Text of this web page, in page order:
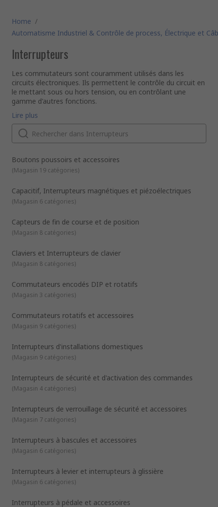
Home /
Automatisme Industriel & Contrôle de process, Électrique et
Interrupteurs
Les commutateurs sont couramment utilisés dans les
circuits électroniques. Ils permettent le contrôle du circuit en
le mettant sous ou hors tension, ou en contrôlant une
gamme d'autres fonctions.
Fonctionnement
Les commutateurs électroniques sont des dispositifs
binaires logés dans un circuit et permettant de contrôler le
flux d'électricité. Ils fonctionnent en interrompant le flux
commutateurs présentent des bornes qui se connectent à
des contacts métalliques. Lorsque la borne et le contact
entrent en contact, le commutateur est fermé et le courant
contact, le commutateur est ouvert et le courant ne passe
pas à travers le circuit.
Que sont les pôles et les directions?
Les différents circuits commandés par un commutateur sont
appelés "pôles". Les positions que le commutateur peut
pôles/directions sont les suivantes:
1NO (unipolaire à une direction)
2NO (bipolaire à une direction)
Quels sont les différents types de commutateurs?
Le type de commutateur dont vous avez besoin dépend des
circuit. Les commutateurs sont souvent catalogués par leur
mode de fonctionnement, comme les interrupteurs à
bascule qui basculent d'un côté à l'autre. Alternativement, ils
peuvent être classés par leur application, comme les
commutateurs de clavier, utilisés avec les claviers. Voici
quelques exemples de types de commutateur:
Détecteur
DIP/SIP
Pied
Joystick
Clavier/pavé numérique
Piézo
Microrupteurs
Rotatif
A bascule
Lire plus
Boutons poussoirs et accessoires
(Magasin 19 catégories)
Capacitif, Interrupteurs magnétiques et piézoélectriques
(Magasin 6 catégories)
Capteurs de fin de course et de position
(Magasin 8 catégories)
Claviers et Interrupteurs de clavier
(Magasin 8 catégories)
Commutateurs encodés DIP et rotatifs
(Magasin 3 catégories)
Commutateurs rotatifs et accessoires
(Magasin 9 catégories)
Interrupteurs d'installations domestiques
(Magasin 9 catégories)
Interrupteurs de sécurité et d'activation des commandes
(Magasin 4 catégories)
Interrupteurs de verrouillage de sécurité et accessoires
(Magasin 7 catégories)
Interrupteurs à bascules et accessoires
(Magasin 6 catégories)
Interrupteurs à levier et interrupteurs à glissière
(Magasin 6 catégories)
Interrupteurs à pédale et accessoires